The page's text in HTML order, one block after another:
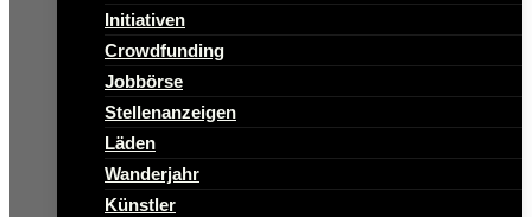
Initiativen
Crowdfunding
Jobbörse
Stellenanzeigen
Läden
Wanderjahr
Künstler